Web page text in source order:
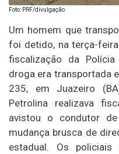
Foto: PRF/divulgação
Um homem que
foi detido, na terça-
fiscalização da Polícia
droga era transportada
235, em Juazeiro
Petrolina realizava
avistou o condutor
mudança brusca de
estadual. Os